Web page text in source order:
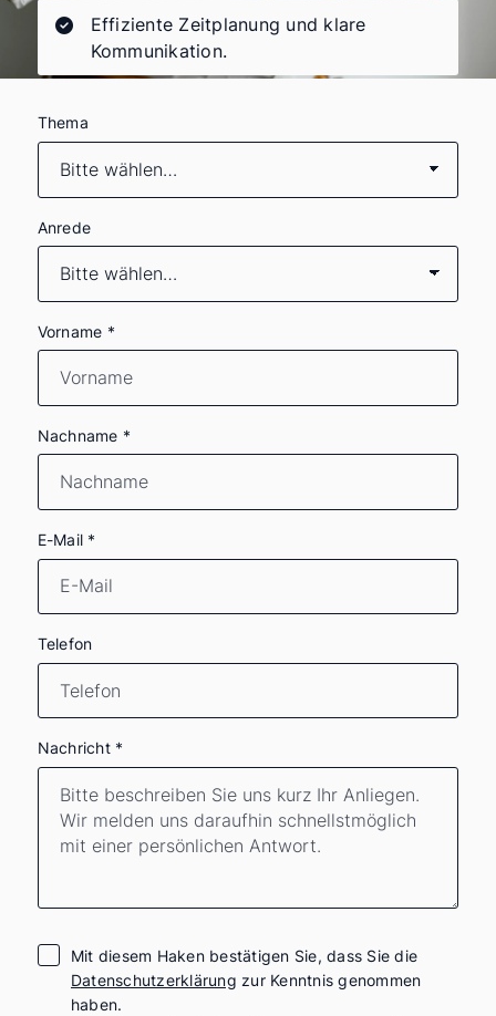
Effiziente Zeitplanung und klare
Kommunikation.
Thema
Anrede
Vorname *
Nachname *
E-Mail *
Telefon
Nachricht *
Mit diesem Haken bestätigen Sie, dass Sie die
Datenschutzerklärung zur Kenntnis genommen
haben.